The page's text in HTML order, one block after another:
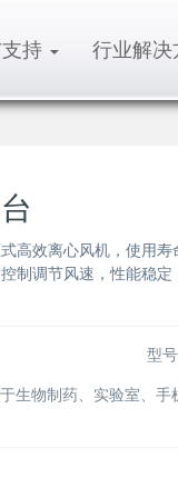
持 行业解决
高效离心风机，使用
制调节风速，性能稳
型
生物制药、实验室、手